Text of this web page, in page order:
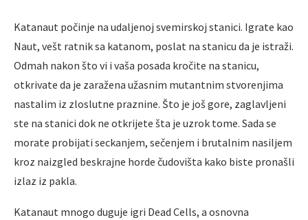
Katanaut počinje na udaljenoj svemirskoj stanici. Igrate kao
Naut, vešt ratnik sa katanom, poslat na stanicu da je istraži.
Odmah nakon što vi i vaša posada kročite na stanicu,
otkrivate da je zaražena užasnim mutantnim stvorenjima
nastalim iz zloslutne praznine. Što je još gore, zaglavljeni
ste na stanici dok ne otkrijete šta je uzrok tome. Sada se
morate probijati seckanjem, sečenjem i brutalnim nasiljem
kroz naizgled beskrajne horde čudovišta kako biste pronašli
izlaz iz pakla.
Katanaut mnogo duguje igri Dead Cells, a osnovna